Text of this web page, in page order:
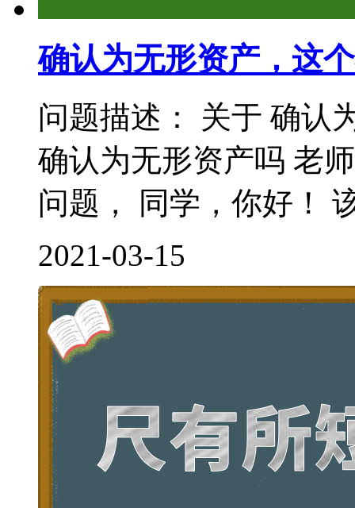
确认为无形资产，这
问题描述： 关于 确认
确认为无形资产吗 老
问题， 同学，你好！
2021-03-15